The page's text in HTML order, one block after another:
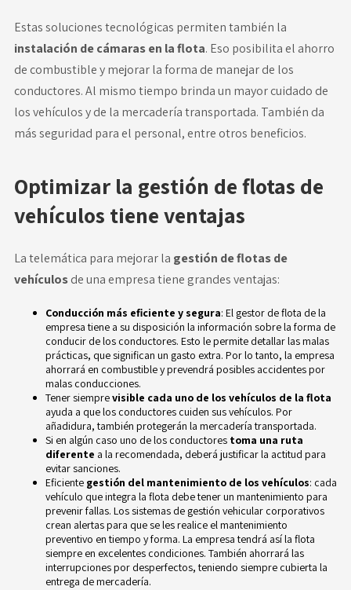
Estas soluciones tecnológicas permiten también la
instalación de cámaras en la flota. Eso posibilita el ahorro
de combustible y mejorar la forma de manejar de los
conductores. Al mismo tiempo brinda un mayor cuidado de
los vehículos y de la mercadería transportada. También da
más seguridad para el personal, entre otros beneficios.
Optimizar la gestión de flotas de
vehículos tiene ventajas
La telemática para mejorar la gestión de flotas de
vehículosde una empresa tiene grandes ventajas:
Conducción más eficiente y segura: El gestor de flota de la
empresa tiene a su disposición la información sobre la forma de
conducir de los conductores. Esto le permite detallar las malas
prácticas, que significan un gasto extra. Por lo tanto, la empresa
ahorrará en combustible y prevendrá posibles accidentes por
malas conducciones.
Tener siemprevisible cada uno de los vehículos de la flota
ayuda a que los conductores cuiden sus vehículos. Por
añadidura, también protegerán la mercadería transportada.
Si en algún caso uno de los conductores toma una ruta
diferente a la recomendada, deberá justificar la actitud para
evitar sanciones.
Eficiente gestión del mantenimiento de los vehículos: cada
vehículo que integra la flota debe tener un mantenimiento para
prevenir fallas. Los sistemas de gestión vehicular corporativos
crean alertas para que se les realice el mantenimiento
preventivo en tiempo y forma. La empresa tendrá así la flota
siempre en excelentes condiciones. También ahorrará las
interrupciones por desperfectos, teniendo siempre cubierta la
entrega de mercadería.